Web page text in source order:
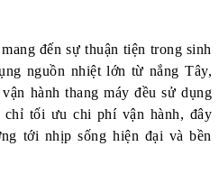
đến sự thuận tiện trong sinh
nguồn nhiệt lớn từ nắng Tây,
hành thang máy đều sử dụng
tối ưu chi phí vận hành, đây
tới nhịp sống hiện đại và bền